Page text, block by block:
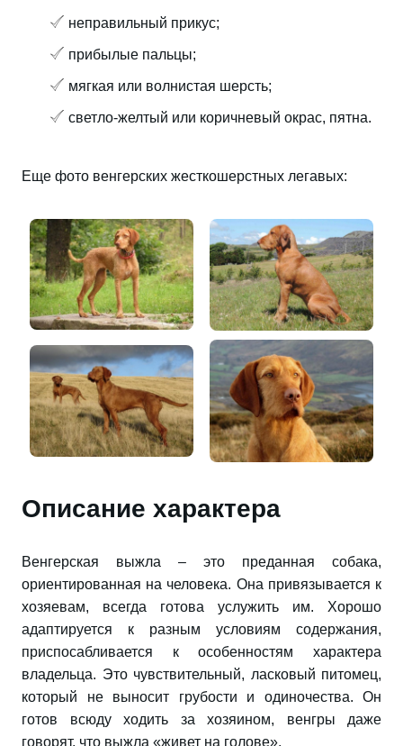
неправильный прикус;
прибылые пальцы;
мягкая или волнистая шерсть;
светло-желтый или коричневый окрас, пятна.
Еще фото венгерских жесткошерстных легавых:
Описание характера
Венгерская выжла – это преданная собака,
ориентированная на человека. Она привязывается к
хозяевам, всегда готова услужить им. Хорошо
адаптируется к разным условиям содержания,
приспосабливается к особенностям характера
владельца. Это чувствительный, ласковый питомец,
который не выносит грубости и одиночества. Он
готов всюду ходить за хозяином, венгры даже
говорят, что выжла «живет на голове».